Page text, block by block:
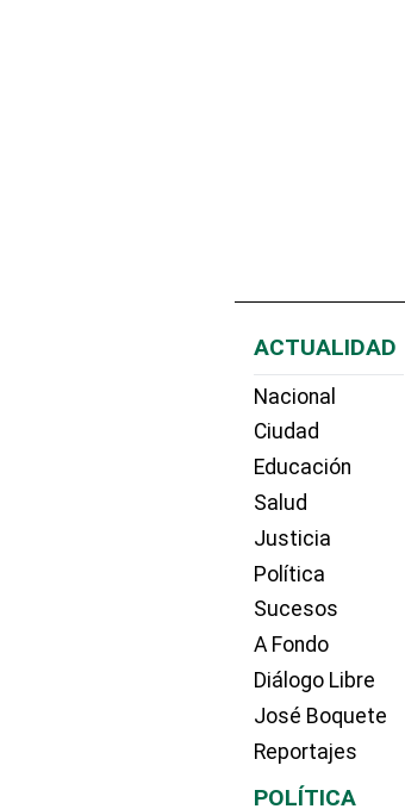
ACTUALIDAD
Nacional
Ciudad
Educación
Salud
Justicia
Política
Sucesos
A Fondo
Diálogo Libre
José Boquete
Reportajes
POLÍTICA